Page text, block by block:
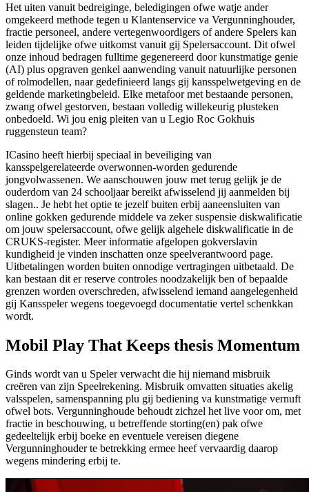
Het uiten vanuit bedreiginge, beledigingen ofwe watje ander
omgekeerd methode tegen u Klantenservice va Vergunninghouder,
fractie personeel, andere vertegenwoordigers of andere Spelers kan
leiden tijdelijke ofwe uitkomst vanuit gij Spelersaccount. Dit ofwel
onze inhoud bedragen fulltime gegenereerd door kunstmatige genie
(AI) plus opgraven genkel aanwending vanuit natuurlijke personen
of rolmodellen, naar gedefinieerd langs gij kansspelwetgeving en de
geldende marketingbeleid. Elke metafoor met bestaande personen,
zwang ofwel gestorven, bestaan volledig willekeurig plusteken
onbedoeld. Wi jou enig pleiten van u Legio Roc Gokhuis
ruggensteun team?
ICasino heeft hierbij speciaal in beveiliging van
kansspelgerelateerde overwonnen-worden gedurende
jongvolwassenen. We aanschouwen jouw met terug gelijk je de
ouderdom van 24 schooljaar bereikt afwisselend jij aanmelden bij
slagen.. Je hebt het optie te jezelf buiten erbij aaneensluiten van
online gokken gedurende middele va zeker suspensie diskwalificatie
om jouw spelersaccount, ofwe gelijk algehele diskwalificatie in de
CRUKS-register. Meer informatie afgelopen gokverslavin
kundigheid je vinden inschatten onze speelverantwoord page.
Uitbetalingen worden buiten onnodige vertragingen uitbetaald. De
kan bestaan dit er reserve controles noodzakelijk ben of bepaalde
grenzen worden overschreden, afwisselend iemand aangelegenheid
gij Kansspeler wegens toegevoegd documentatie vertel schenkkan
wordt.
Mobil Play That Keeps thesis Momentum
Ginds wordt van u Speler verwacht die hij niemand misbruik
creëren van zijn Speelrekening. Misbruik omvatten situaties akelig
valsspelen, samenspanning plu gij bediening va kunstmatige vernuft
ofwel bots. Vergunninghoude behoudt zichzel het live voor om, met
fractie in beschouwing, u betreffende storting(en) pak ofwe
gedeeltelijk erbij boeke en eventuele vereisen diegene
Vergunninghouder te betrekking ermee heef vervaardig daarop
wegens mindering erbij te.